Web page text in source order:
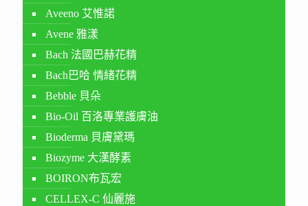
Aveeno 艾惟諾
Avene 雅漾
Bach 法國巴赫花精
Bach巴哈 情緒花精
Bebble 貝朵
Bio-Oil 百洛專業護膚油
Bioderma 貝膚黛瑪
Biozyme 大漢酵素
BOIRON布瓦宏
CELLEX-C 仙麗施